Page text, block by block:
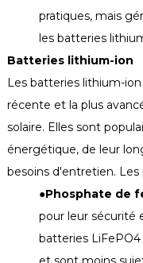
pratiques, mais
les batteries
Batteries lithium-ion
Les batteries lithium-
récente et la plus
solaire. Elles sont
énergétique, de leur
besoins d'entretien. Les
●Phosphate de
pour leur sécurité
batteries